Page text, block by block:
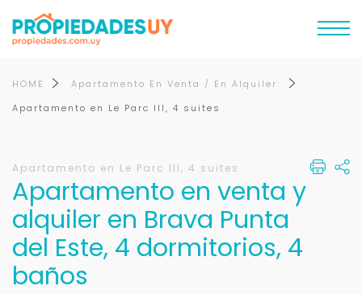
HOME
Apartamento En Venta / En Alquiler
Apartamento en Le Parc III, 4 suites
Apartamento en Le Parc III, 4 suites
Apartamento en venta y
alquiler en Brava Punta
del Este, 4 dormitorios, 4
baños